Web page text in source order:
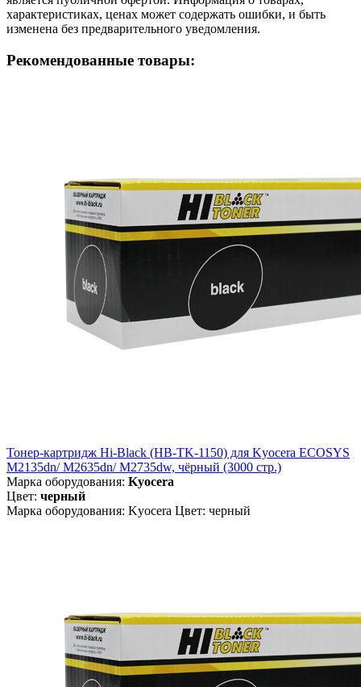
характеристиках, ценах может содержать ошибки, и быть
изменена без предварительного уведомления.
Рекомендованные товары:
Тонер-картридж Hi-Black (HB-TK-1150) для Kyocera ECOSYS
M2135dn/ M2635dn/ M2735dw, чёрный (3000 стр.)
Марка оборудования: Kyocera
Цвет: черный
Марка оборудования: Kyocera Цвет: черный